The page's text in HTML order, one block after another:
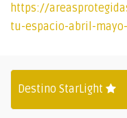
https://
tu-espacio-abril-
Destino StarLight